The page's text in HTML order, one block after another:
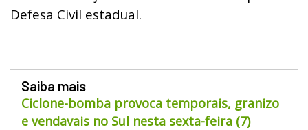
Defesa Civil estadual.
Saiba mais
Ciclone-bomba provoca temporais, granizo
e vendavais no Sul nesta sexta-feira (7)